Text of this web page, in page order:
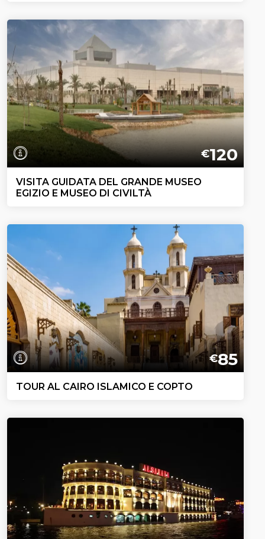
€120
VISITA GUIDATA DEL GRANDE MUSEO
EGIZIO E MUSEO DI CIVILTÀ
€85
TOUR AL CAIRO ISLAMICO E COPTO